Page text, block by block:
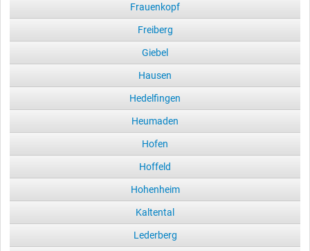
Frauenkopf
Freiberg
Giebel
Hausen
Hedelfingen
Heumaden
Hofen
Hoffeld
Hohenheim
Kaltental
Lederberg